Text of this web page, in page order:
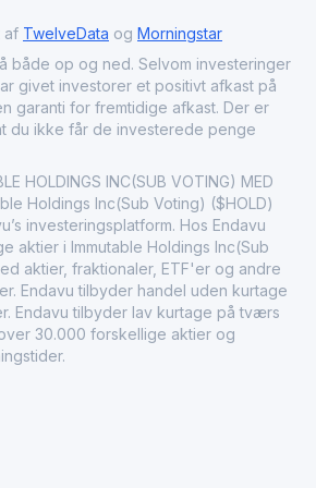
af TwelveData og Morningstar
både op og ned. Selvom investeringer
givet investorer et positivt afkast på
garanti for fremtidige afkast. Der er
du ikke får de investerede penge
HOLDINGS INC(SUB VOTING) MED
Holdings Inc(Sub Voting) ($HOLD)
investeringsplatform. Hos Endavu
aktier i Immutable Holdings Inc(Sub
aktier, fraktionaler, ETF'er og andre
Endavu tilbyder handel uden kurtage
Endavu tilbyder lav kurtage på tværs
30.000 forskellige aktier og